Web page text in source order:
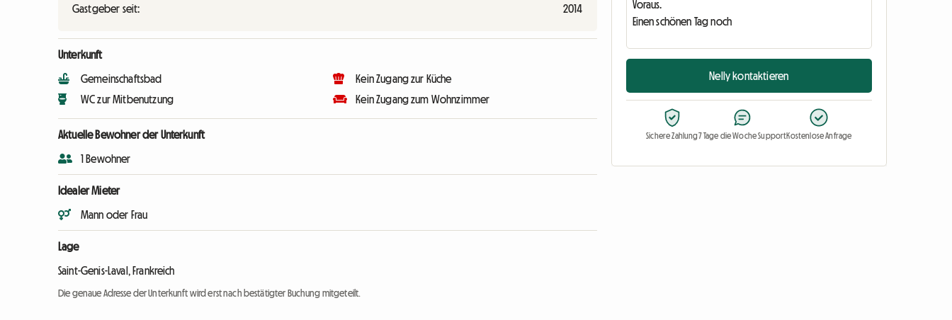
Gastgeber seit:
2014
Unterkunft
Gemeinschaftsbad
WC zur Mitbenutzung
Kein Zugang zur Küche
Kein Zugang zum Wohnzimmer
Aktuelle Bewohner der Unterkunft
1 Bewohner
Idealer Mieter
Mann oder Frau
Lage
Saint-Genis-Laval, Frankreich
Die genaue Adresse der Unterkunft wird erst nach bestätigter Buchung mitgeteilt.
Nelly kontaktieren
Sichere Zahlung7 Tage die Woche SupportKostenlose Anfrage